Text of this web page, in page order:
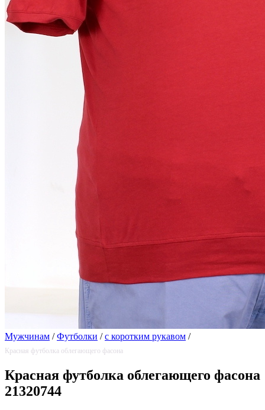
Мужчинам / Футболки / с коротким рукавом /
Красная футболка облегающего фасона
Красная футболка облегающего фасона
21320744